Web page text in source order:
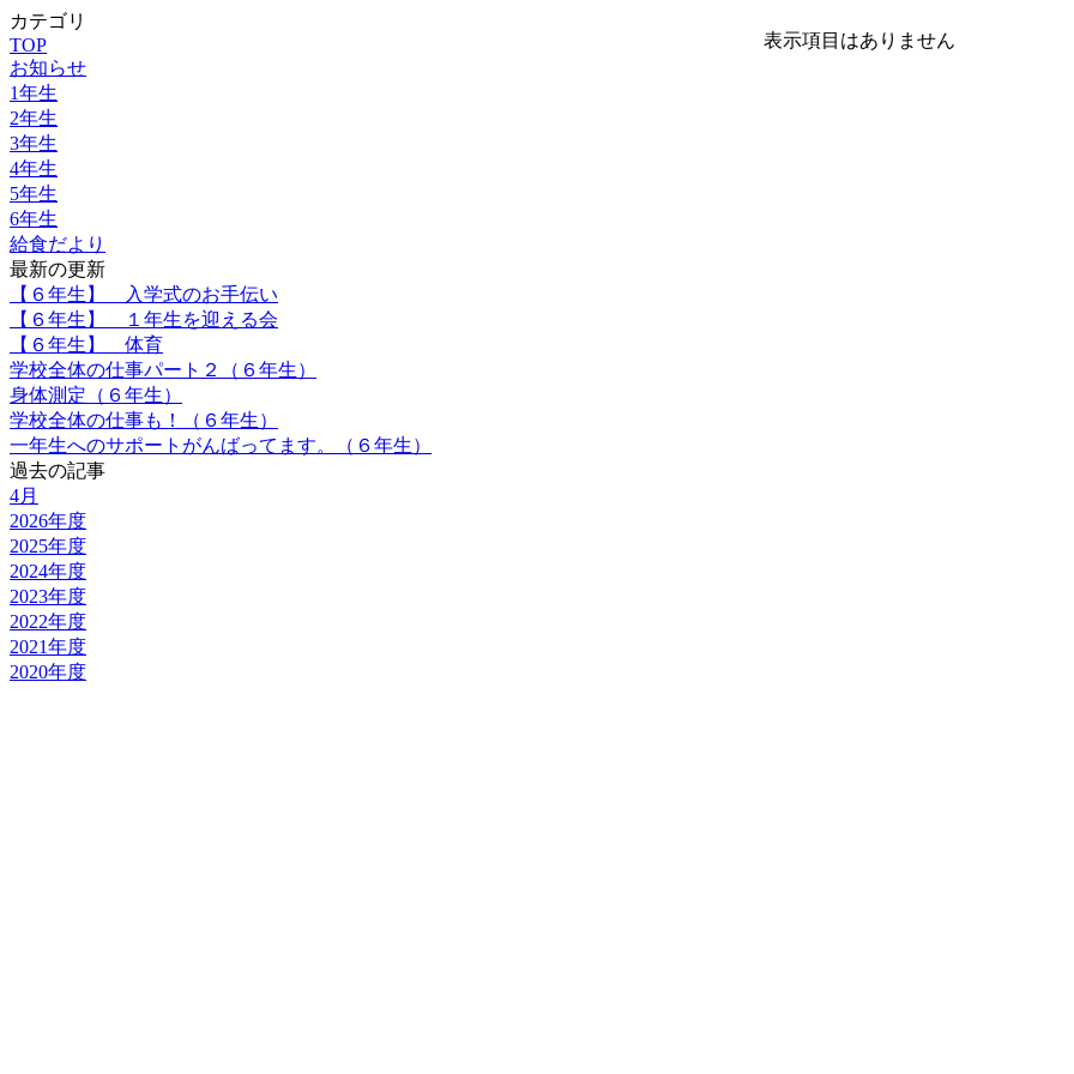
カテゴリ
TOP
お知らせ
1年生
2年生
3年生
4年生
5年生
6年生
給食だより
最新の更新
【６年生】 入学式のお手伝い
【６年生】 １年生を迎える会
【６年生】 体育
学校全体の仕事パート２（６年生）
身体測定（６年生）
学校全体の仕事も！（６年生）
一年生へのサポートがんばってます。（６年生）
過去の記事
4月
2026年度
2025年度
2024年度
2023年度
2022年度
2021年度
2020年度
表示項目はありません